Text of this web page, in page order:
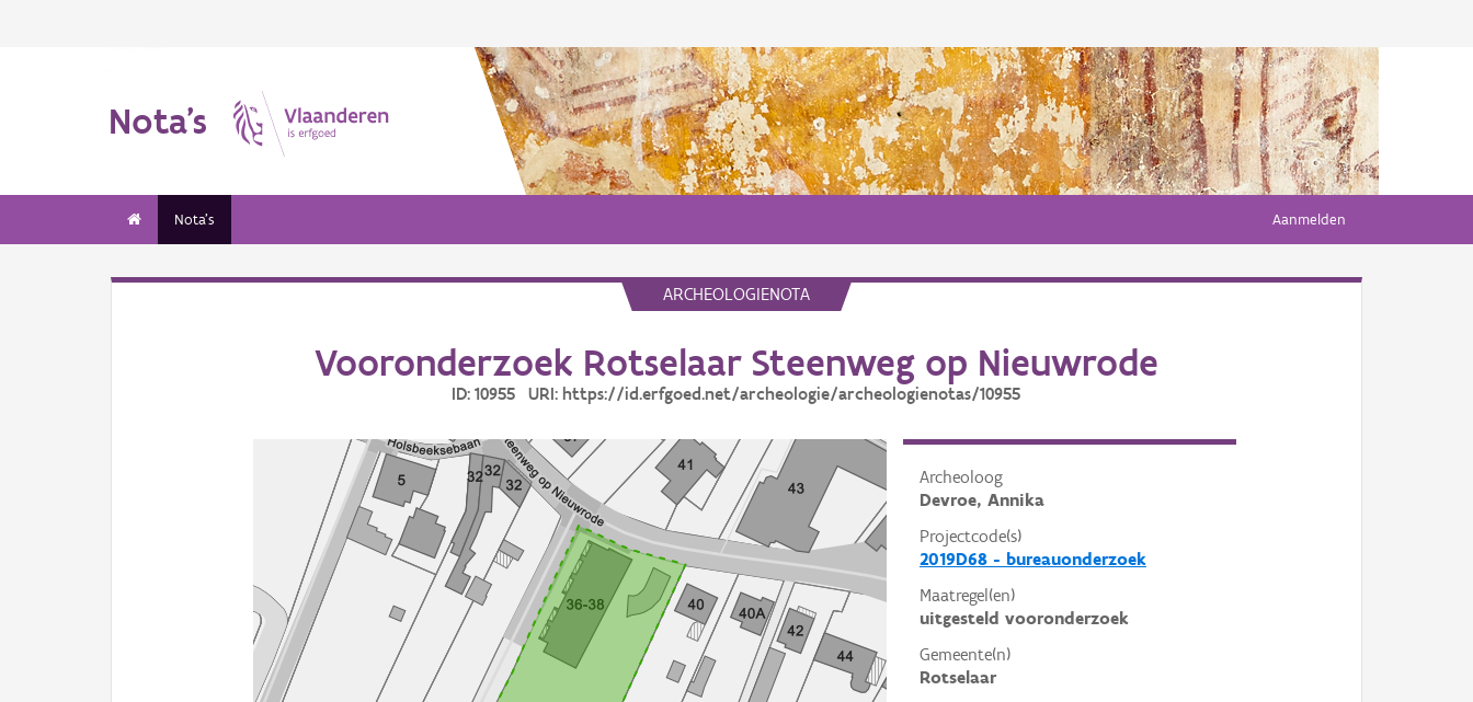
Nota's
Nota's Aanmelden
ARCHEOLOGIENOTA
Vooronderzoek Rotselaar Steenweg op Nieuwrode
ID: 10955 URI: https://id.erfgoed.net/archeologie/archeologienotas/10955
Archeoloog
Devroe, Annika
Projectcode(s)
2019D68 - bureauonderzoek
Maatregel(en)
uitgesteld vooronderzoek
Gemeente(n)
Rotselaar